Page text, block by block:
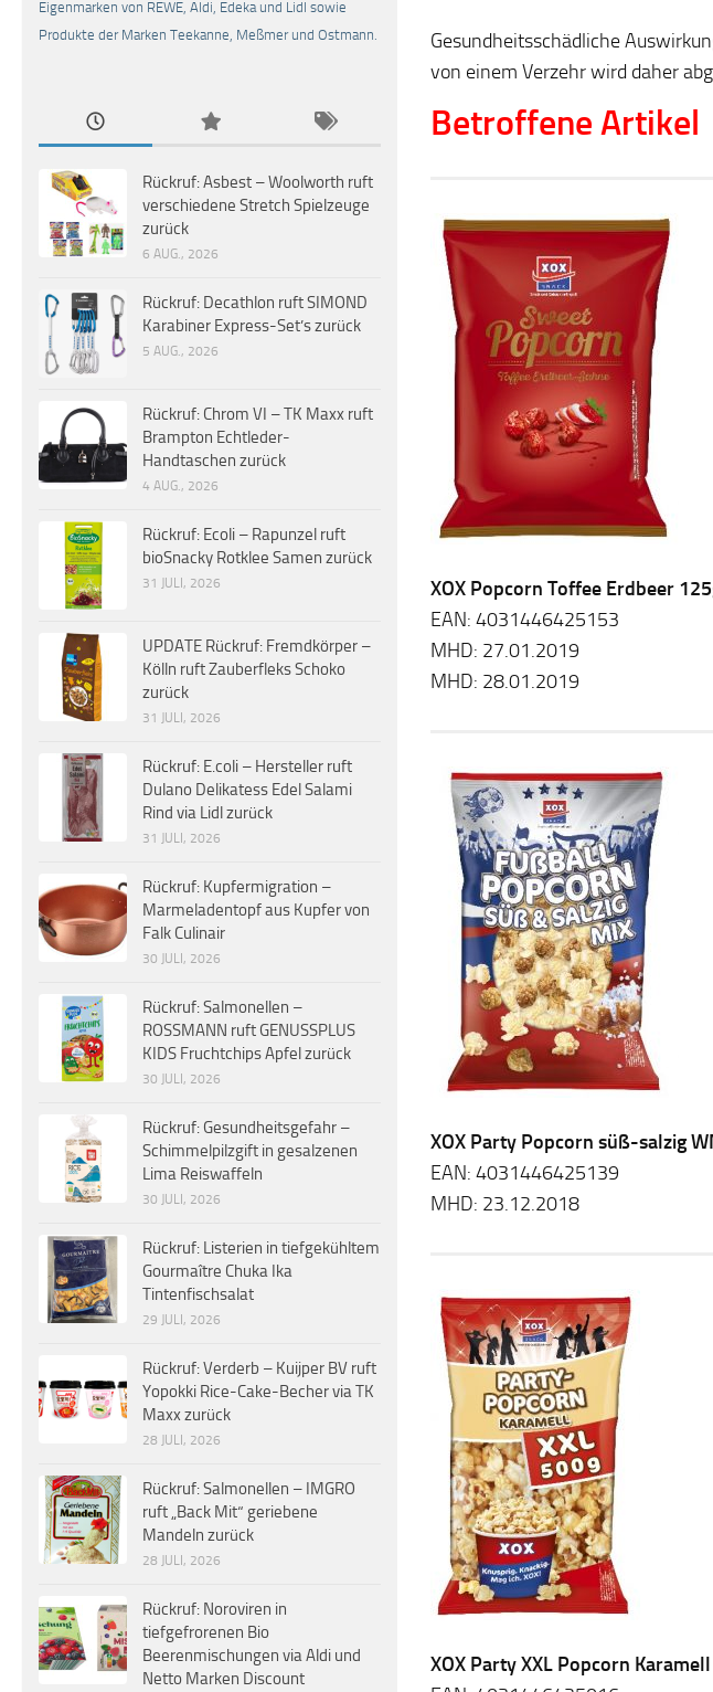
Gesundheitsschädliche
von einem Verzehr wird daher
Betroffene Artikel
XOX Popcorn Toffee Erdbeer
EAN: 4031446425153
MHD: 27.01.2019
MHD: 28.01.2019
XOX Party Popcorn süß-salzig
EAN: 4031446425139
MHD: 23.12.2018
XOX Party XXL Popcorn
Eigenmarken von REWE, Aldi, Edeka und Lidl sowie
Produkte der Marken Teekanne, Meßmer und Ostmann.
Rückruf: Asbest – Woolworth ruft
verschiedene Stretch Spielzeuge
zurück
6 AUG., 2026
Rückruf: Decathlon ruft SIMOND
Karabiner Express-Set’s zurück
5 AUG., 2026
Rückruf: Chrom VI – TK Maxx ruft
Brampton Echtleder-
Handtaschen zurück
4 AUG., 2026
Rückruf: Ecoli – Rapunzel ruft
bioSnacky Rotklee Samen zurück
31 JULI, 2026
UPDATE Rückruf: Fremdkörper –
Kölln ruft Zauberfleks Schoko
zurück
31 JULI, 2026
Rückruf: E.coli – Hersteller ruft
Dulano Delikatess Edel Salami
Rind via Lidl zurück
31 JULI, 2026
Rückruf: Kupfermigration –
Marmeladentopf aus Kupfer von
Falk Culinair
30 JULI, 2026
Rückruf: Salmonellen –
ROSSMANN ruft GENUSSPLUS
KIDS Fruchtchips Apfel zurück
30 JULI, 2026
Rückruf: Gesundheitsgefahr –
Schimmelpilzgift in gesalzenen
Lima Reiswaffeln
30 JULI, 2026
Rückruf: Listerien in tiefgekühltem
Gourmaître Chuka Ika
Tintenfischsalat
29 JULI, 2026
Rückruf: Verderb – Kuijper BV ruft
Yopokki Rice-Cake-Becher via TK
Maxx zurück
28 JULI, 2026
Rückruf: Salmonellen – IMGRO
ruft „Back Mit“ geriebene
Mandeln zurück
28 JULI, 2026
Rückruf: Noroviren in
tiefgefrorenen Bio
Beerenmischungen via Aldi und
Netto Marken Discount